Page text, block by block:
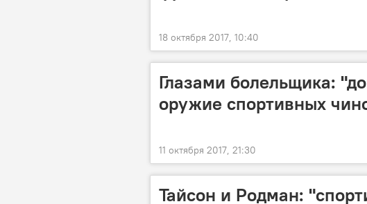
18 октября 2017, 10:40
Глазами болельщика:
оружие спортивных
11 октября 2017, 21:30
Тайсон и Родман: